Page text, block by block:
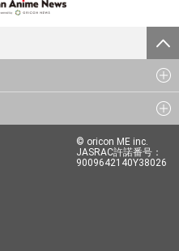
© oricon ME inc.
JASRAC許諾番号：
9009642140Y38026